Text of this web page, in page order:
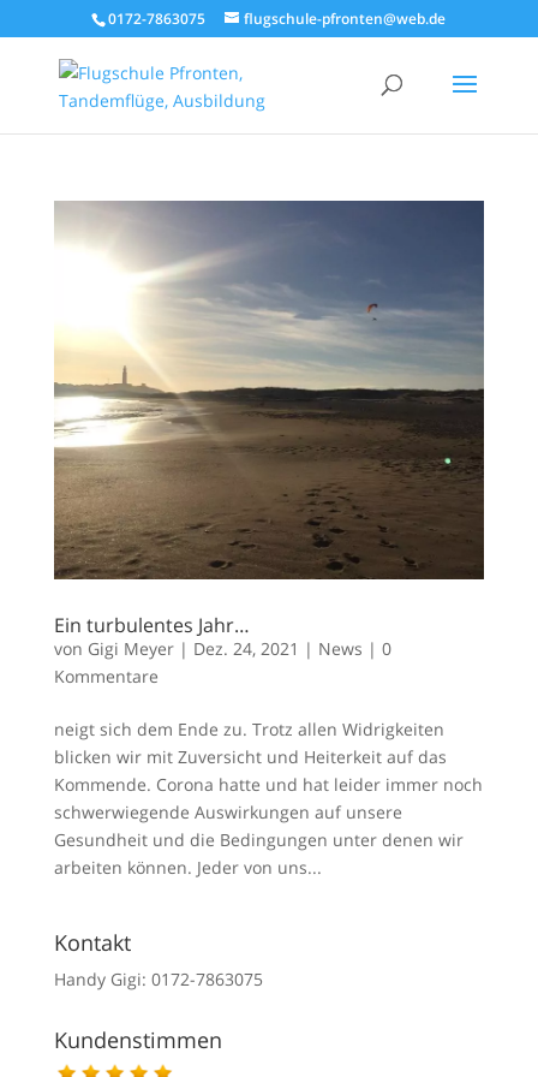
0172-7863075 flugschule-pfronten@web.de
Ein turbulentes Jahr…
von Gigi Meyer| Dez. 24, 2021 | News | 0
Kommentare
neigt sich dem Ende zu. Trotz allen Widrigkeiten
blicken wir mit Zuversicht und Heiterkeit auf das
Kommende. Corona hatte und hat leider immer noch
schwerwiegende Auswirkungen auf unsere
Gesundheit und die Bedingungen unter denen wir
arbeiten können. Jeder von uns...
Kontakt
Handy Gigi: 0172-7863075
Kundenstimmen